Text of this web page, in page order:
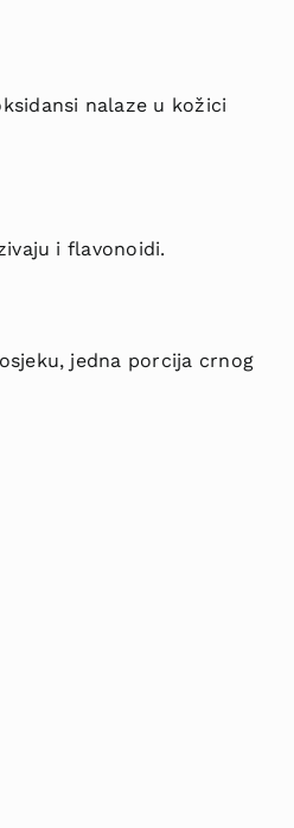
nalaze u kožici
i flavonoidi.
jedna porcija crnog